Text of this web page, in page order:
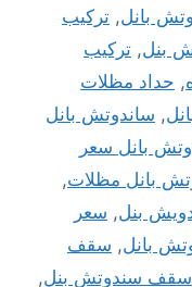
بانل, تركيب
بنل, تركيب
, حداد مظلات
, ساندوتش بانل
بانل سعر
بانل مظلات,
بنل, سعر
بانل, سقف
سقف سندوتش بنل,